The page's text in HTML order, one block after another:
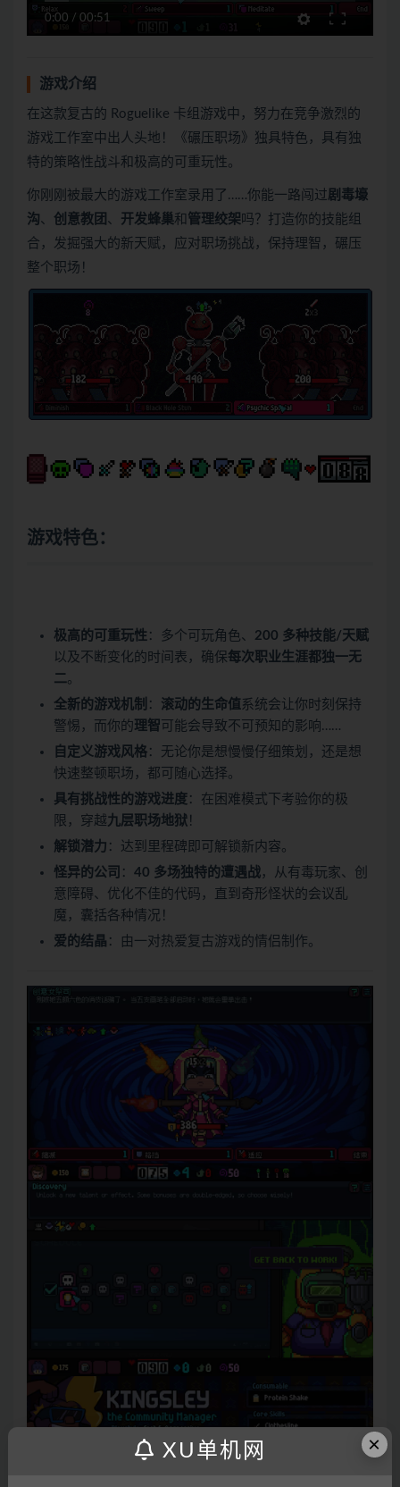
0:00 / 00:51
游戏介绍
在这款复古的 Roguelike 卡组游戏中，努力在竞争激烈的
游戏工作室中出人头地！《碾压职场》独具特色，具有独
特的策略性战斗和极高的可重玩性。
你刚刚被最大的游戏工作室录用了……你能一路闯过剧毒壕
沟 、 创意教团 、 开发蜂巢和 管理绞架 吗？打造你的技能组
合，发掘强大的新天赋，应对职场挑战，保持理智，碾压
整个职场！
游戏特色：
极高的可重玩性 ：多个可玩角色、 200 多种技能/天赋
以及不断变化的时间表，确保每次职业生涯都独一无
二。
全新的游戏机制 ： 滚动的生命值系统会让你时刻保持
警惕，而你的 理智 可能会导致不可预知的影响……
自定义游戏风格 ：无论你是想慢慢仔细策划，还是想
快速整顿职场，都可随心选择。
具有挑战性的游戏进度 ：在困难模式下考验你的极
限，穿越九层职场地狱 ！
解锁潜力 ：达到里程碑即可解锁新内容。
怪异的公司 ： 40 多场独特的遭遇战 ，从有毒玩家、创
意障碍、优化不佳的代码，直到奇形怪状的会议乱
魔，囊括各种情况！
爱的结晶 ：由一对热爱复古游戏的情侣制作。
×
XU单机网